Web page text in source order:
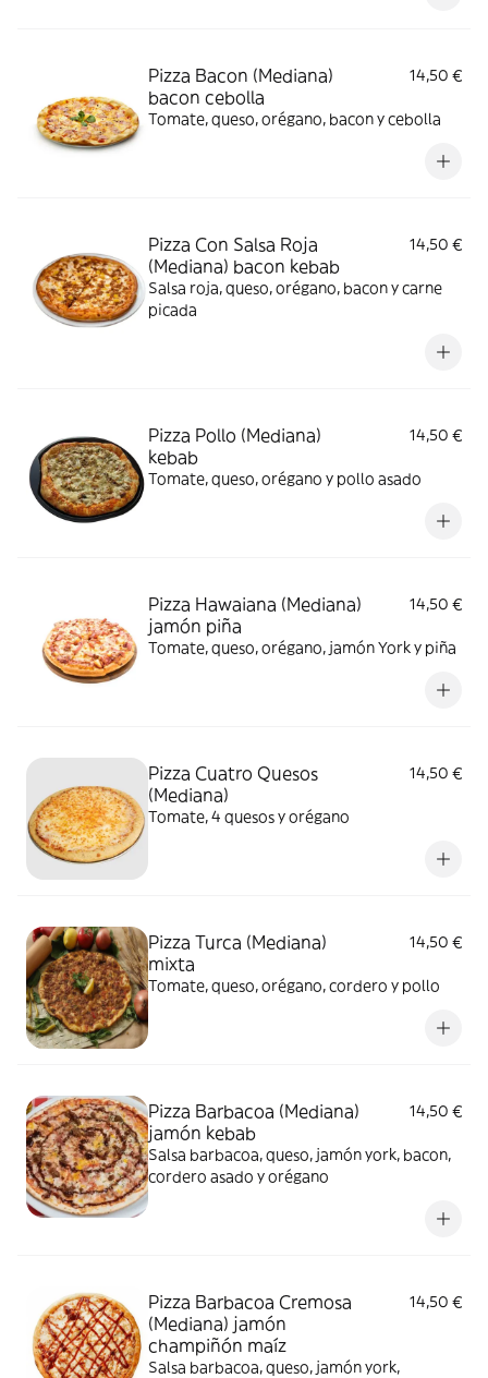
Pizza Bacon (Mediana)
bacon cebolla
14,50 €
Tomate, queso, orégano, bacon y cebolla
Pizza Con Salsa Roja
(Mediana) bacon kebab
14,50 €
Salsa roja, queso, orégano, bacon y carne
picada
Pizza Pollo (Mediana)
kebab
14,50 €
Tomate, queso, orégano y pollo asado
Pizza Hawaiana (Mediana)
jamón piña
14,50 €
Tomate, queso, orégano, jamón York y piña
Pizza Cuatro Quesos
(Mediana)
14,50 €
Tomate, 4 quesos y orégano
Pizza Turca (Mediana)
mixta
14,50 €
Tomate, queso, orégano, cordero y pollo
Pizza Barbacoa (Mediana)
jamón kebab
14,50 €
Salsa barbacoa, queso, jamón york, bacon,
cordero asado y orégano
Pizza Barbacoa Cremosa
(Mediana) jamón
champiñón maíz
14,50 €
Salsa barbacoa, queso, jamón york,